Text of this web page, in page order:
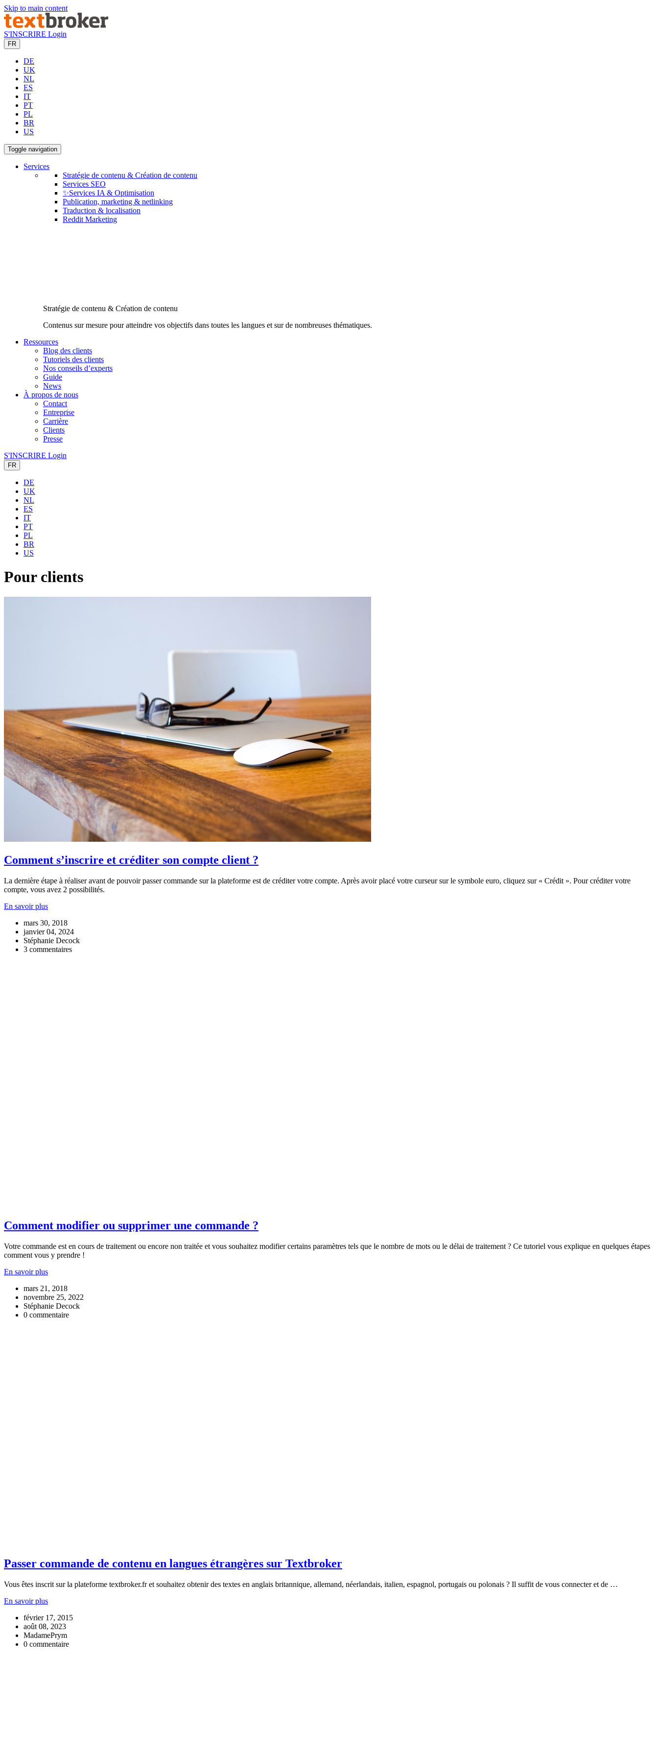
Skip to main content
S'INSCRIRE Login
FR
DE
UK
NL
ES
IT
PT
PL
BR
US
Toggle navigation
Services
Stratégie de contenu & Création de contenu
Services SEO
✨Services IA & Optimisation
Publication, marketing & netlinking
Traduction & localisation
Reddit Marketing
Stratégie de contenu & Création de contenu
Contenus sur mesure pour atteindre vos objectifs dans toutes les langues et sur de nombreuses thématiques.
Ressources
Blog des clients
Tutoriels des clients
Nos conseils d’experts
Guide
News
À propos de nous
Contact
Entreprise
Carrière
Clients
Presse
S'INSCRIRE Login
FR
DE
UK
NL
ES
IT
PT
PL
BR
US
Pour clients
Comment s’inscrire et créditer son compte client ?
La dernière étape à réaliser avant de pouvoir passer commande sur la plateforme est de créditer votre compte. Après avoir placé votre curseur sur le symbole euro, cliquez sur « Crédit ». Pour créditer votre
compte, vous avez 2 possibilités.
En savoir plus
mars 30, 2018
janvier 04, 2024
Stéphanie Decock
3 commentaires
Comment modifier ou supprimer une commande ?
Votre commande est en cours de traitement ou encore non traitée et vous souhaitez modifier certains paramètres tels que le nombre de mots ou le délai de traitement ? Ce tutoriel vous explique en quelques étapes
comment vous y prendre !
En savoir plus
mars 21, 2018
novembre 25, 2022
Stéphanie Decock
0 commentaire
Passer commande de contenu en langues étrangères sur Textbroker
Vous êtes inscrit sur la plateforme textbroker.fr et souhaitez obtenir des textes en anglais britannique, allemand, néerlandais, italien, espagnol, portugais ou polonais ? Il suffit de vous connecter et de …
En savoir plus
février 17, 2015
août 08, 2023
MadamePrym
0 commentaire